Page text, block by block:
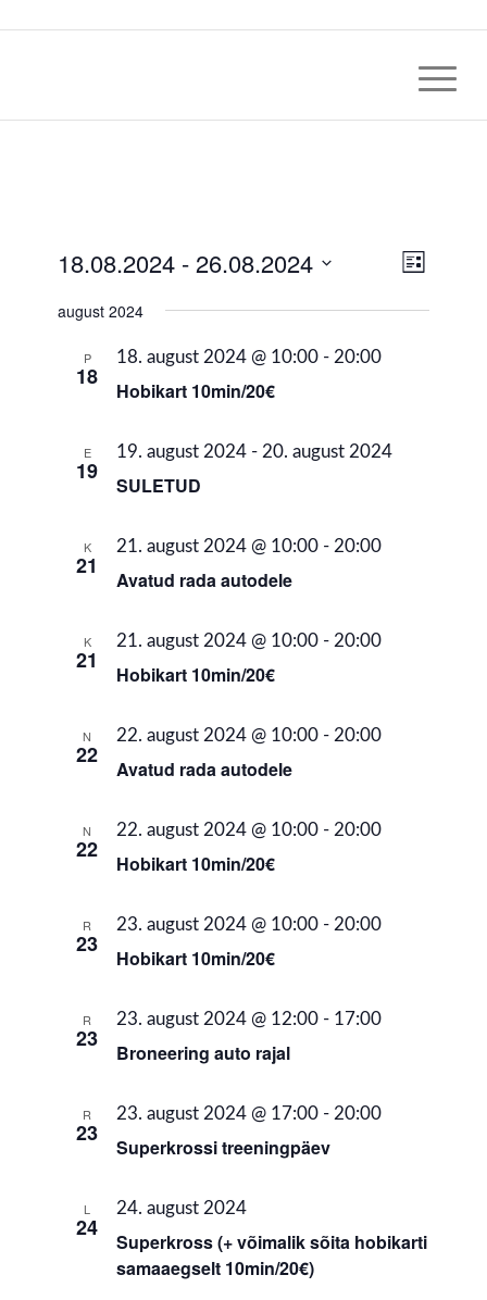
Views
Event
Nimekirja
18.08.2024 - 26.08.2024
date.
august 2024
P
18
18. august 2024 @ 10:00 - 20:00
Hobikart 10min/20€
E
19
19. august 2024 - 20. august 2024
SULETUD
K
21
21. august 2024 @ 10:00 - 20:00
Avatud rada autodele
K
21
21. august 2024 @ 10:00 - 20:00
Hobikart 10min/20€
N
22
22. august 2024 @ 10:00 - 20:00
Avatud rada autodele
N
22
22. august 2024 @ 10:00 - 20:00
Hobikart 10min/20€
R
23
23. august 2024 @ 10:00 - 20:00
Hobikart 10min/20€
R
23
23. august 2024 @ 12:00 - 17:00
Broneering auto rajal
R
23
23. august 2024 @ 17:00 - 20:00
Superkrossi treeningpäev
L
24
24. august 2024
Superkross (+ võimalik sõita hobikarti
samaaegselt 10min/20€)